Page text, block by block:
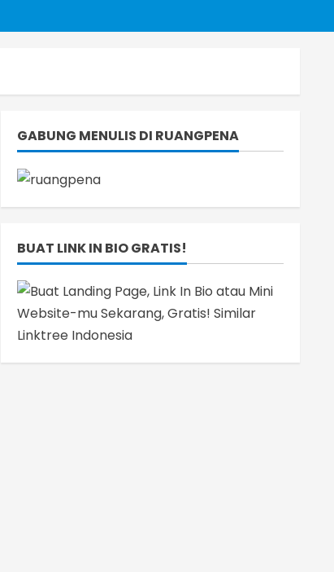
GABUNG MENULIS DI RUANGPENA
BUAT LINK IN BIO GRATIS!